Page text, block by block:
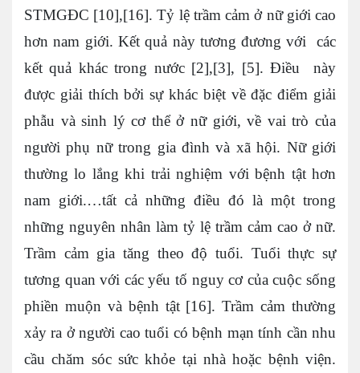
STMGĐC [10],[16]. Tỷ lệ trầm cảm ở nữ giới cao
hơn nam giới. Kết quả này tương đương với các
kết quả khác trong nước [2],[3], [5]. Điều này
được giải thích bởi sự khác biệt về đặc điểm giải
phẫu và sinh lý cơ thể ở nữ giới, về vai trò của
người phụ nữ trong gia đình và xã hội. Nữ giới
thường lo lắng khi trải nghiệm với bệnh tật hơn
nam giới.…tất cả những điều đó là một trong
những nguyên nhân làm tỷ lệ trầm cảm cao ở nữ.
Trầm cảm gia tăng theo độ tuổi. Tuổi thực sự
tương quan với các yếu tố nguy cơ của cuộc sống
phiền muộn và bệnh tật [16]. Trầm cảm thường
xảy ra ở người cao tuổi có bệnh mạn tính cần nhu
cầu chăm sóc sức khỏe tại nhà hoặc bệnh viện.